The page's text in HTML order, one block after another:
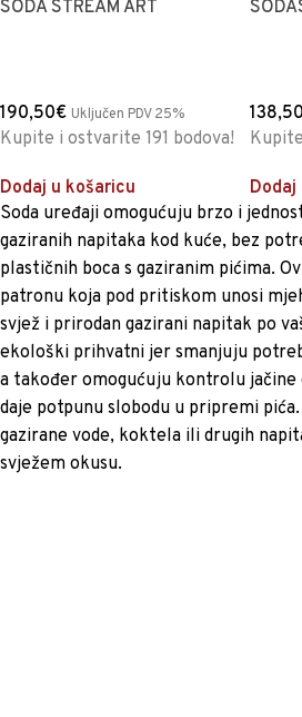
SODA STREAM ART
190,50€ Uključen PDV 25%
Kupite i ostvarite 191 bodova!
Dodaj u košaricu
138,50
Soda uređaji omogućuju brzo i
gaziranih napitaka kod kuće, bez
plastičnih boca s gaziranim pićima.
patronu koja pod pritiskom unosi
svjež i prirodan gazirani napitak po
ekološki prihvatni jer smanjuju
a također omogućuju kontrolu jačine
daje potpunu slobodu u pripremi
gazirane vode, koktela ili drugih
svježem okusu.